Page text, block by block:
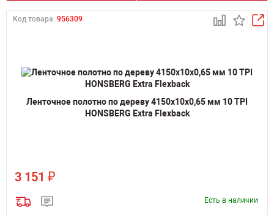
Код товара: 956309
Ленточное полотно по дереву 4150х10х0,65 мм 10 TPI
HONSBERG Extra Flexback
3 151 ₽
Есть в наличии